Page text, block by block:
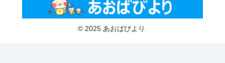
© 2025 あおばびより.